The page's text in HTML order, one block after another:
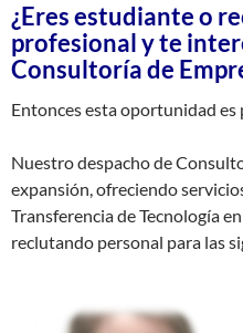
¿Eres estudiante o
profesional y te
Consultoría de
Entonces esta oportunidad es
Nuestro despacho de
expansión, ofreciendo
Transferencia de Tecnología
reclutando personal para las